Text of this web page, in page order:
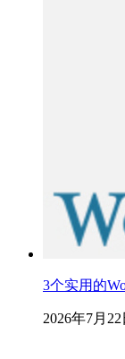
3个实用的
2026年7月22